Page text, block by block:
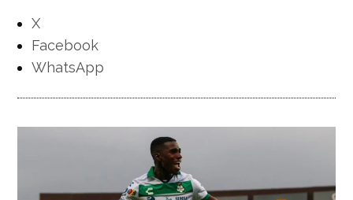
X
Facebook
WhatsApp